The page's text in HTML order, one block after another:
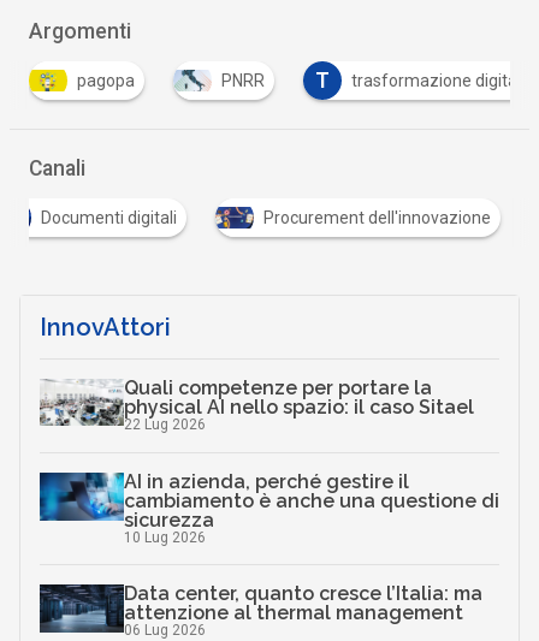
Argomenti
pagopa PNRR trasformazione digitale
Canali
Documenti digitali Procurement dell'innovazione
InnovAttori
Quali competenze per portare la
physical AI nello spazio: il caso Sitael
22 Lug 2026
AI in azienda, perché gestire il
cambiamento è anche una questione di
sicurezza
10 Lug 2026
Data center, quanto cresce l’Italia: ma
attenzione al thermal management
06 Lug 2026